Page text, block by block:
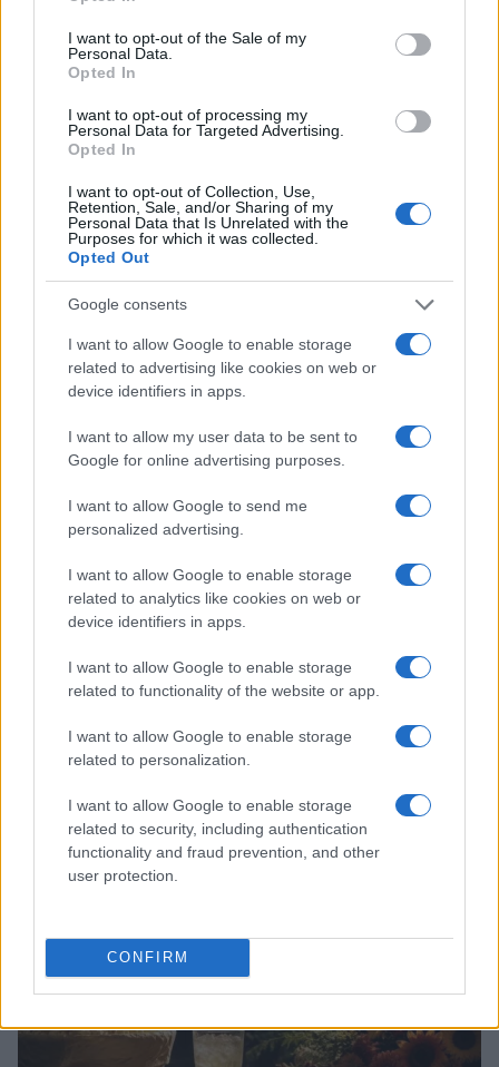
use your data for below specified purposes in below Google
consent section.
I want to opt-out of the Sale of my
Personal Data.
Opted In
I want to opt-out of processing my
Personal Data for Targeted Advertising.
Opted In
I want to opt-out of Collection, Use,
Retention, Sale, and/or Sharing of my
Personal Data that Is Unrelated with the
Purposes for which it was collected.
Opted Out
Google consents
I want to allow Google to enable storage
related to advertising like cookies on web or
device identifiers in apps.
I want to allow my user data to be sent to
Google for online advertising purposes.
I want to allow Google to send me
personalized advertising.
I want to allow Google to enable storage
related to analytics like cookies on web or
device identifiers in apps.
I want to allow Google to enable storage
related to functionality of the website or app.
I want to allow Google to enable storage
related to personalization.
I want to allow Google to enable storage
related to security, including authentication
functionality and fraud prevention, and other
user protection.
CONFIRM
AUTORE
Beatrice Faggin
Beatrice Faggin ha ottenuto documenti ufficiali
su una gara d'appalto dopo una settimana di
accesso agli atti; è redattrice di desk che
fact-checking interno. Genovese di nascita,
tiene un database personale di contratti
pubblici consultabili in redazione.
Continua a leggere
FUORI PORTA